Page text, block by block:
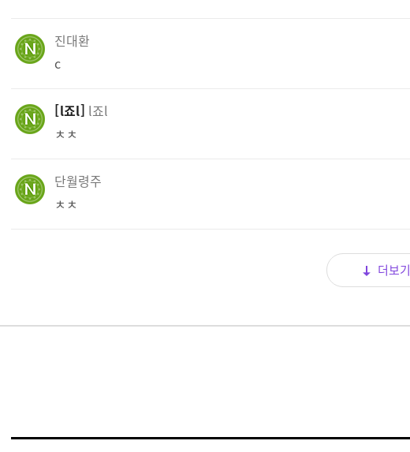
진대환
c
l죠l l죠l
ㅊㅊ
단월령주
ㅊㅊ
더보기